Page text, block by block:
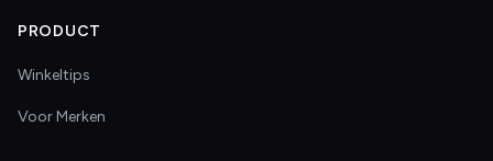
PRODUCT
Winkeltips
Voor Merken